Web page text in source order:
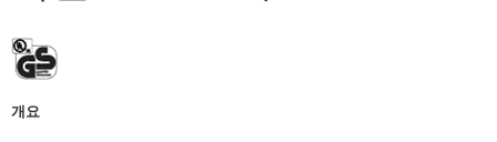
개요